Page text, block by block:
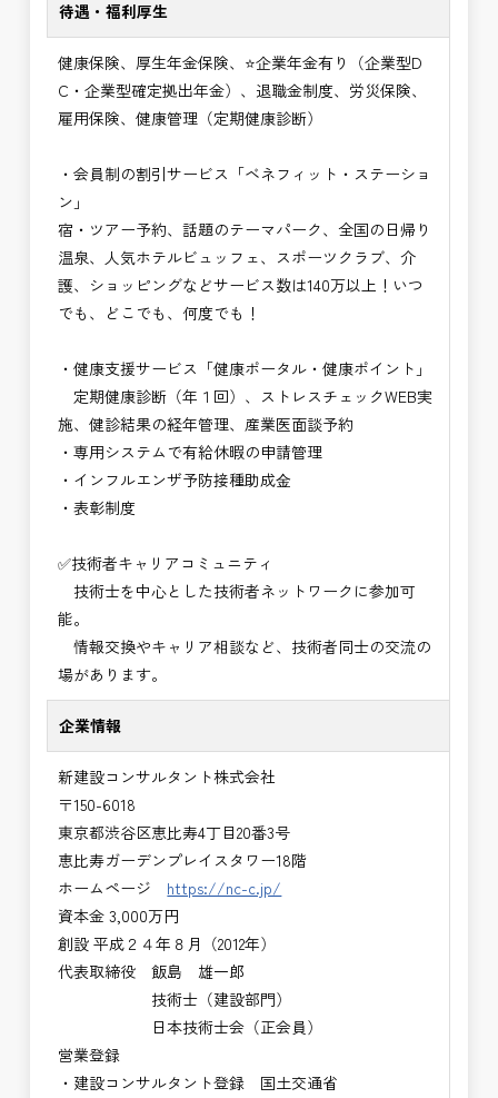
待遇・福利厚生
健康保険、厚生年金保険、⭐企業年金有り（企業型D
C・企業型確定拠出年金）、退職金制度、労災保険、
雇用保険、健康管理（定期健康診断）
・会員制の割引サービス「ベネフィット・ステーショ
ン」
宿・ツアー予約、話題のテーマパーク、全国の日帰り
温泉、人気ホテルビュッフェ、スポーツクラブ、介
護、ショッピングなどサービス数は140万以上！いつ
でも、どこでも、何度でも！
・健康支援サービス「健康ポータル・健康ポイント」
定期健康診断（年１回）、ストレスチェックWEB実
施、健診結果の経年管理、産業医面談予約
・専用システムで有給休暇の申請管理
・インフルエンザ予防接種助成⾦
・表彰制度
✅技術者キャリアコミュニティ
技術士を中心とした技術者ネットワークに参加可
能。
情報交換やキャリア相談など、技術者同士の交流の
場があります。
企業情報
新建設コンサルタント株式会社
〒150-6018
東京都渋谷区恵比寿4丁目20番3号
恵比寿ガーデンプレイスタワー18階
ホームページ https://nc-c.jp/
資本金 3,000万円
創設 平成２４年８月（2012年）
代表取締役 飯島 雄一郎
技術士（建設部門）
日本技術士会（正会員）
営業登録
・建設コンサルタント登録 国土交通省